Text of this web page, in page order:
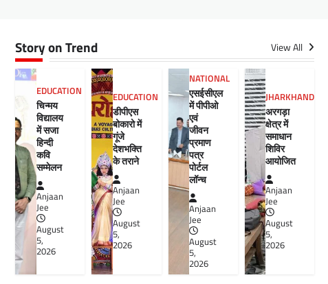
Story on Trend View All
EDUCATION
चिन्मय
विद्यालय
में सजा
हिन्दी
कवि
सम्मेलन
Anjaan
Jee
August
5,
2026
EDUCATION
डीपीएस
बोकारो में
गूंजे
देशभक्ति
के तराने
Anjaan
Jee
August
5,
2026
NATIONAL
एसईसीएल
में पीपीओ
एवं
जीवन
प्रमाण
पत्र
पोर्टल
लॉन्च
Anjaan
Jee
August
5,
2026
JHARKHAND
अरगड़ा
क्षेत्र में
समाधान
शिविर
आयोजित
Anjaan
Jee
August
5,
2026